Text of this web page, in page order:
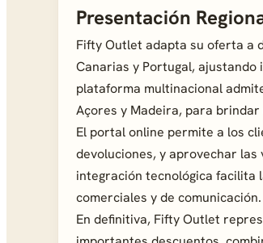
Presentación
Fifty Outlet adapta su oferta a
Canarias y Portugal, ajustando
plataforma multinacional
Açores y Madeira, para
El portal online permite a los
devoluciones, y aprovechar
integración tecnológica facilita
comerciales y de comunicación.
En definitiva, Fifty Outlet